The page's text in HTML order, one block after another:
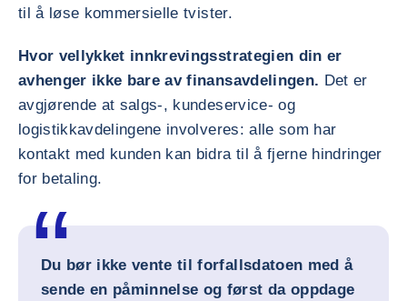
til å løse kommersielle tvister.
Hvor vellykket innkrevingsstrategien din er
avhenger ikke bare av finansavdelingen. Det er
avgjørende at salgs-, kundeservice- og
logistikkavdelingene involveres: alle som har
kontakt med kunden kan bidra til å fjerne hindringer
for betaling.
Du bør ikke vente til forfallsdatoen med å
sende en påminnelse og først da oppdage